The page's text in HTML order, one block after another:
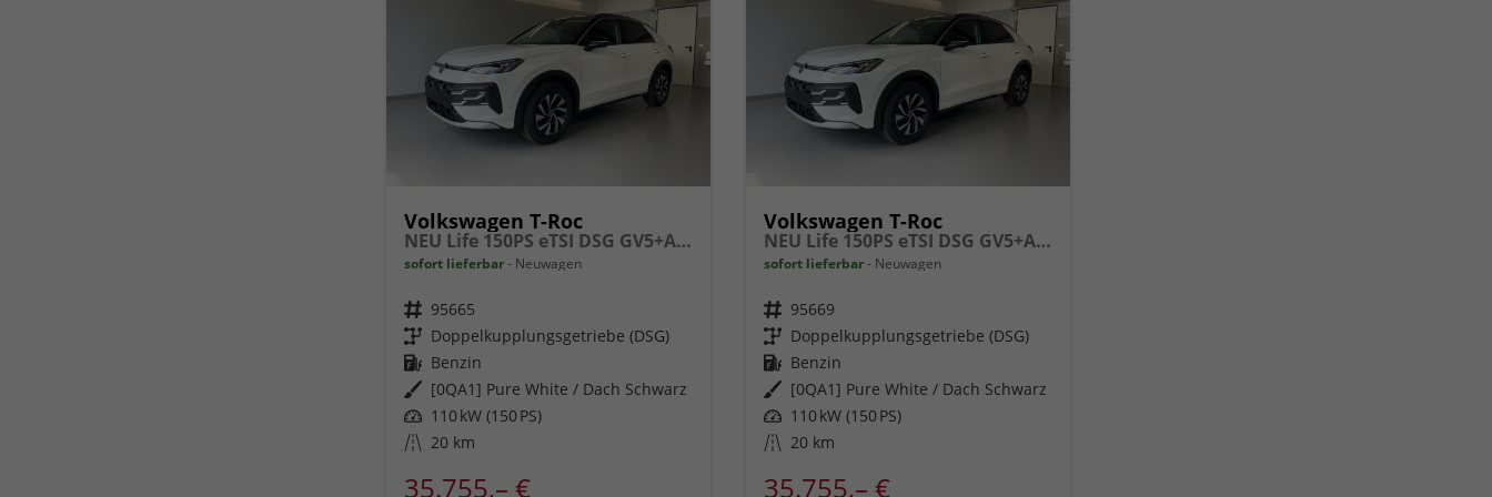
Volkswagen T-Roc
NEU Life 150PS eTSI DSG GV5+AHK+Kamera+Sitzheiz+Lenkradheiz+getönt.Scheiben
sofort lieferbar Neuwagen
Fahrzeugnr. 95665
Getriebe Doppelkupplungsgetriebe (DSG)
Kraftstoff Benzin
Außenfarbe [0QA1] Pure White / Dach Schwarz
Leistung 110 kW (150 PS)
Kilometerstand 20 km
35.755,– €
Volkswagen T-Roc
NEU Life 150PS eTSI DSG GV5+AHK+Kamera+Sitzheiz+Lenkradheiz+getönt.Scheiben
sofort lieferbar Neuwagen
Fahrzeugnr. 95669
Getriebe Doppelkupplungsgetriebe (DSG)
Kraftstoff Benzin
Außenfarbe [0QA1] Pure White / Dach Schwarz
Leistung 110 kW (150 PS)
Kilometerstand 20 km
35.755,– €